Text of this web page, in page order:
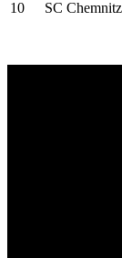
10
SC